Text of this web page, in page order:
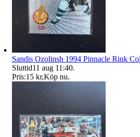
Sandis Ozolinsh 1994 Pinnacle Rink
Sluttid11 aug 11:40.
Pris:15 kr,Köp nu.